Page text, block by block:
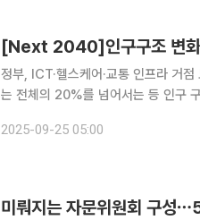
정부, ICT·헬스케어·교통 인프라 거점 도시 육성 출생아 수는 10년 새 절반
는 전체의 20%를 넘어서는 등 인구
첨단기술을 적용한 스마트시티를 통
2025-09-25 05:00
미뤄지는 자문위원회 구성